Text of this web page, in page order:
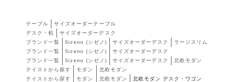
テーブル
サイズオーダーテーブル
デスク・机
サイズオーダーデスク
ブランド一覧
Sizeno (シゼノ) サイズオーダーデスク
ラージスリム
ブランド一覧
Sizeno (シゼノ)
サイズオーダーデスク
ブランド一覧
Sizeno (シゼノ) サイズオーダーデスク
北欧モダン
テイストから探す
モダン
北欧モダン
テイストから探す
モダン 北欧モダン
北欧モダン デスク・ワゴン